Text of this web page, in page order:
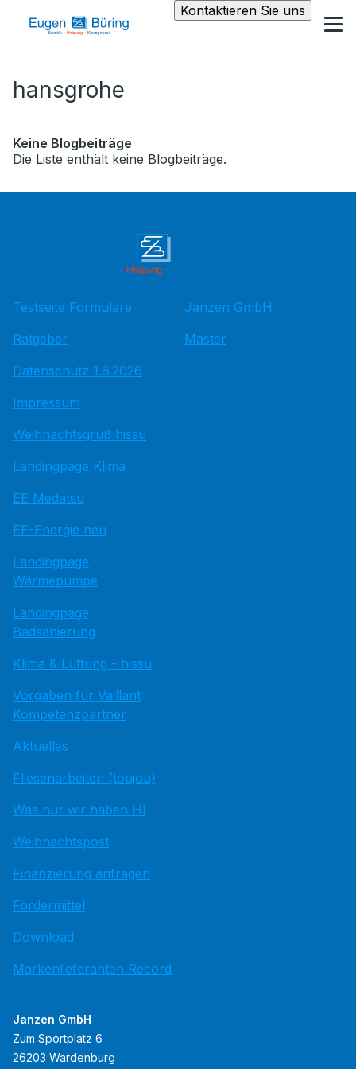
Kontaktieren Sie uns
hansgrohe
Keine Blogbeiträge
Die Liste enthält keine Blogbeiträge.
Testseite Formulare
Ratgeber
Datenschutz 1.6.2026
Impressum
Weihnachtsgruß hissu
Landingpage Klima
EE Medatsu
EE-Energie neu
Landingpage
Wärmepumpe
Landingpage
Badsanierung
Klima & Lüftung - hissu
Vorgaben für Vaillant
Kompetenzpartner
Aktuelles
Fliesenarbeiten (toujou)
Was nur wir haben HI
Weihnachtspost
Finanzierung anfragen
Fördermittel
Download
Markenlieferanten Record
Janzen GmbH
Master
Janzen GmbH
Zum Sportplatz 6
26203 Wardenburg